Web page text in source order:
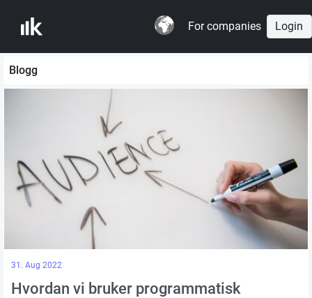
For companies Login
Blogg
31. Aug 2022
Hvordan vi bruker programmatisk